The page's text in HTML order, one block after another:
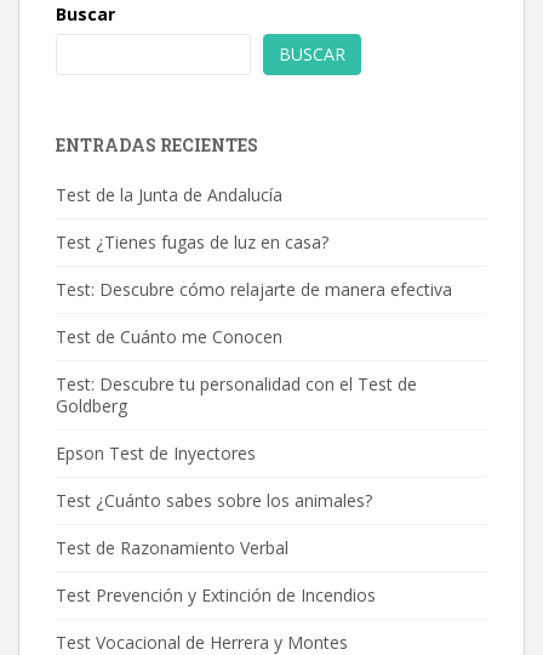
Buscar
BUSCAR
ENTRADAS RECIENTES
Test de la Junta de Andalucía
Test ¿Tienes fugas de luz en casa?
Test: Descubre cómo relajarte de manera efectiva
Test de Cuánto me Conocen
Test: Descubre tu personalidad con el Test de
Goldberg
Epson Test de Inyectores
Test ¿Cuánto sabes sobre los animales?
Test de Razonamiento Verbal
Test Prevención y Extinción de Incendios
Test Vocacional de Herrera y Montes